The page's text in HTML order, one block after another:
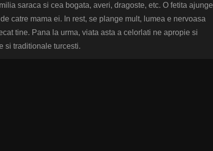
saraca si cea bogata, averi, dragoste, etc. O fetita ajunge
catre mama ei. In rest, se plange mult, lumea e nervoasa
tine. Pana la urma, viata asta a celorlati ne apropie si
si traditionale turcesti.